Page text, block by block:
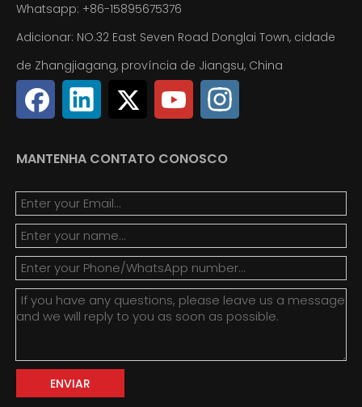
Whatsapp: +86-15895675376
Adicionar: NO.32 East Seven Road Donglai Town, cidade
de Zhangjiagang, província de Jiangsu, China
MANTENHA CONTATO CONOSCO
ENVIAR